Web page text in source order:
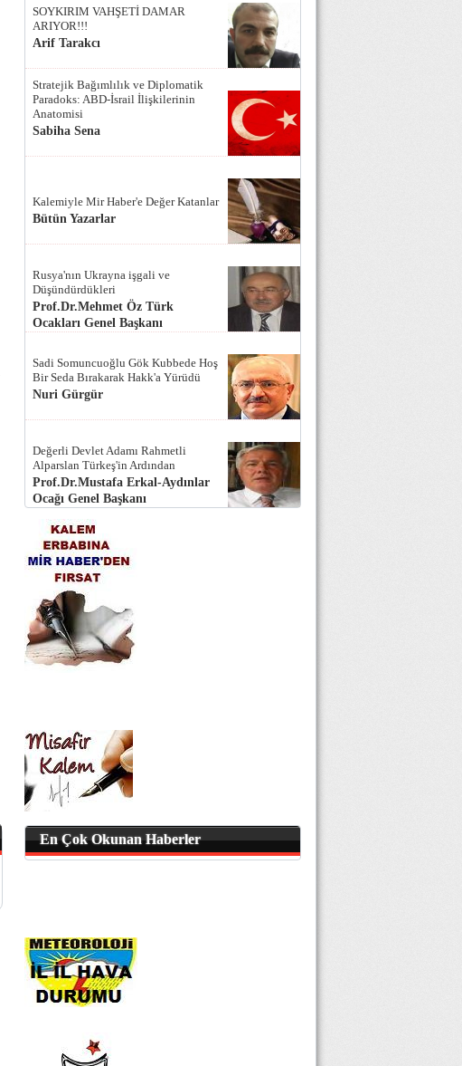
SOYKIRIM VAHŞETİ DAMAR
ARIYOR!!!
Arif Tarakcı
Stratejik Bağımlılık ve Diplomatik
Paradoks: ABD-İsrail İlişkilerinin
Anatomisi
Sabiha Sena
Kalemiyle Mir Haber'e Değer Katanlar
Bütün Yazarlar
Rusya'nın Ukrayna işgali ve
Düşündürdükleri
Prof.Dr.Mehmet Öz Türk
Ocakları Genel Başkanı
Sadi Somuncuoğlu Gök Kubbede Hoş
Bir Seda Bırakarak Hakk'a Yürüdü
Nuri Gürgür
Değerli Devlet Adamı Rahmetli
Alparslan Türkeş'in Ardından
Prof.Dr.Mustafa Erkal-Aydınlar
Ocağı Genel Başkanı
En Çok Okunan Haberler